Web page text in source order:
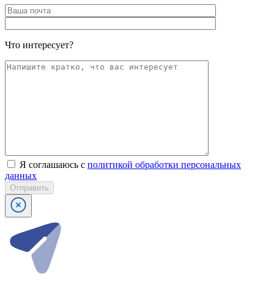
Что интересует?
Я соглашаюсь с политикой обработки персональных
данных
Отправить